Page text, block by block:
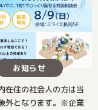
お知らせ
在住の社会人の方は当
外となります。※企業